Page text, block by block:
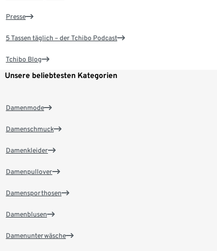
Presse
5 Tassen täglich – der Tchibo Podcast
Tchibo Blog
Unsere beliebtesten Kategorien
Damenmode
Damenschmuck
Damenkleider
Damenpullover
Damensporthosen
Damenblusen
Damenunterwäsche